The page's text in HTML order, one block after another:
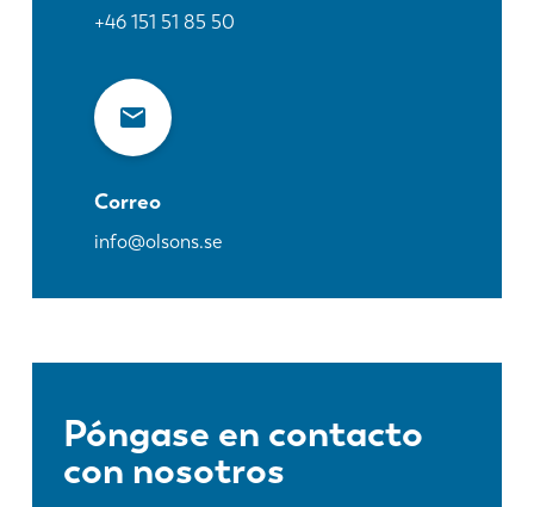
+46 151 51 85 50
Correo
info@olsons.se
Póngase en contacto
con nosotros